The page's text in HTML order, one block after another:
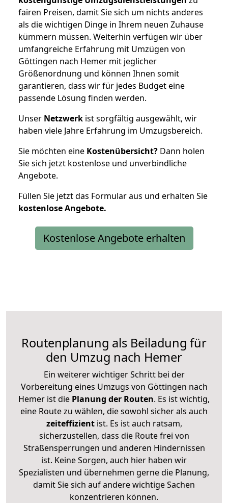
fairen Preisen, damit Sie sich um nichts anderes
als die wichtigen Dinge in Ihrem neuen Zuhause
kümmern müssen. Weiterhin verfügen wir über
umfangreiche Erfahrung mit Umzügen von
Göttingen nach Hemer mit jeglicher
Größenordnung und können Ihnen somit
garantieren, dass wir für jedes Budget eine
passende Lösung finden werden.
Unser Netzwerk ist sorgfältig ausgewählt, wir
haben viele Jahre Erfahrung im Umzugsbereich.
Sie möchten eine Kostenübersicht? Dann holen
Sie sich jetzt kostenlose und unverbindliche
Angebote.
Füllen Sie jetzt das Formular aus und erhalten Sie
kostenloseAngebote.
Kostenlose Angebote erhalten
Routenplanung als Beiladung für
den Umzug nach Hemer
Ein weiterer wichtiger Schritt bei der
Vorbereitung eines Umzugs von Göttingen nach
Hemer ist die Planung der Routen. Es ist wichtig,
eine Route zu wählen, die sowohl sicher als auch
zeiteffizientist. Es ist auch ratsam,
sicherzustellen, dass die Route frei von
Straßensperrungen und anderen Hindernissen
ist. Keine Sorgen, auch hier haben wir
Spezialisten und übernehmen gerne die Planung,
damit Sie sich auf andere wichtige Sachen
konzentrieren können.